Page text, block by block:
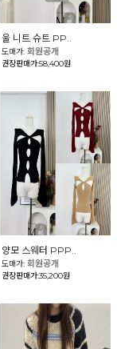
울 니트 슈트 PP..
도매가:회원공개
권장판매가:58,400원
양모 스웨터 PPP..
도매가:회원공개
권장판매가:35,200원